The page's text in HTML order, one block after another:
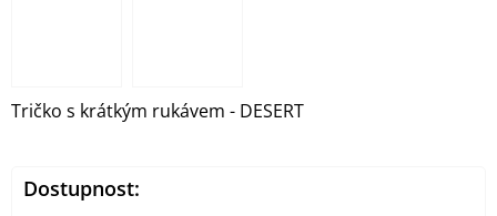
Tričko s krátkým rukávem - DESERT
Dostupnost: